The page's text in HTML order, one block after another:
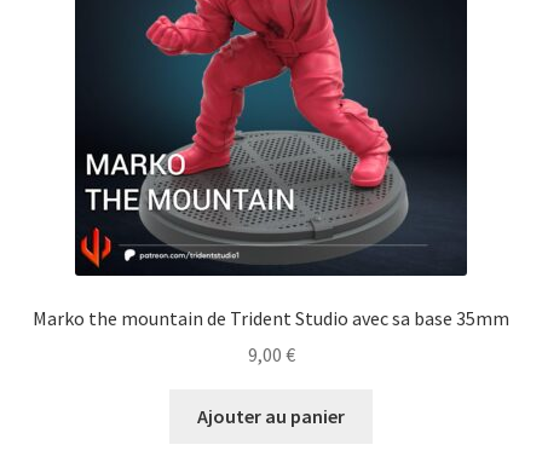
Marko the mountain de Trident Studio avec sa base 35mm
9,00 €
Ajouter au panier